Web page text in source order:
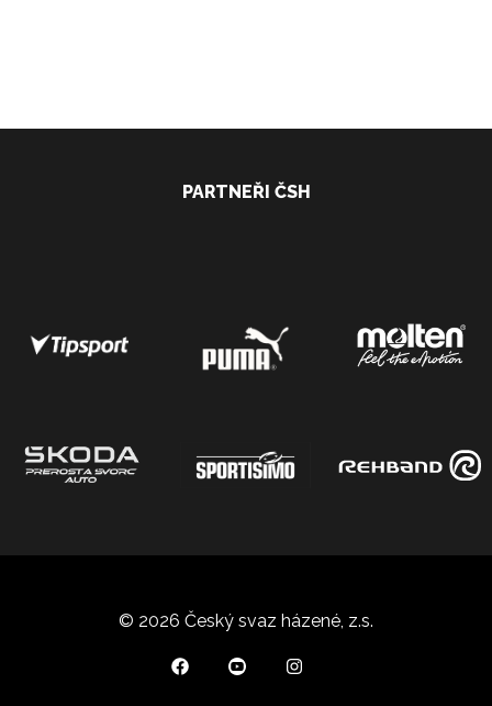
PARTNEŘI ČSH
© 2026 Český svaz házené, z.s.